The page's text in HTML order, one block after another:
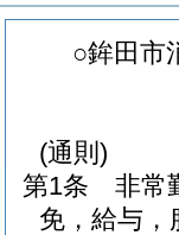
○鉾田市
(通則)
第1条
非常
免，給与